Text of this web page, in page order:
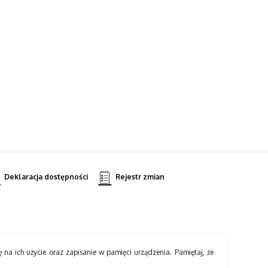
Deklaracja dostępności Rejestr zmian
ich użycie oraz zapisanie w pamięci urządzenia. Pamiętaj, że